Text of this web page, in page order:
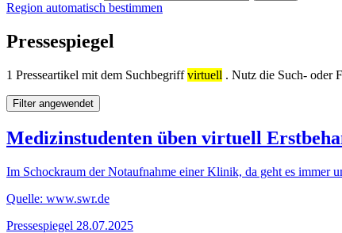
Region automatisch bestimmen
Pressespiegel
1 Presseartikel mit dem Suchbegriffvirtuell . Nutz die Such- oder
Filter angewendet
Medizinstudenten üben virtuell
Im Schockraum der Notaufnahme einer Klinik, da geht es immer
Quelle: www.swr.de
Pressespiegel 28.07.2025